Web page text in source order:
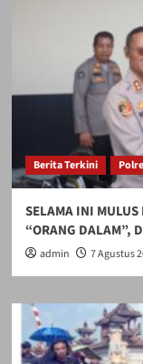
Berita Terkini
SELAMA INI MULUS
“ORANG DALAM”,
admin 7 Agustus